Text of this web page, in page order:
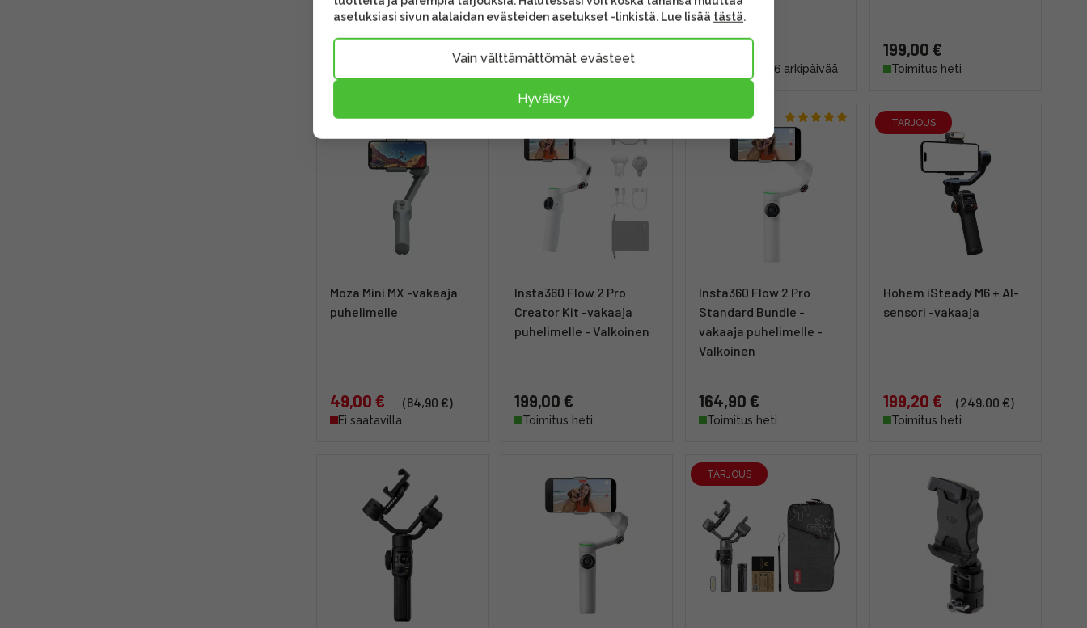
79,20 € (99,00 €)
Toimitus 4 - 6 arkipäivää
199,00 €
Toimitus heti
TARJOUS
Moza Mini MX -vakaaja
puhelimelle
49,00 € (84,90 €)
Ei saatavilla
Insta360 Flow 2 Pro
Creator Kit -vakaaja
puhelimelle - Valkoinen
199,00 €
Toimitus heti
Insta360 Flow 2 Pro
Standard Bundle -
vakaaja puhelimelle -
Valkoinen
164,90 €
Toimitus heti
TARJOUS
Hohem iSteady M6 + AI-
sensori -vakaaja
199,20 € (249,00 €)
Toimitus heti
TARJOUS
asetuksiasi sivun alalaidan evästeiden asetukset -linkistä. Lue lisää tästä.
Vain välttämättömät evästeet
Hyväksy